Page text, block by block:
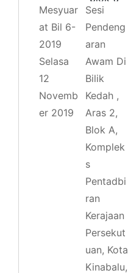
Mesyuar
at Bil 6-
2019
Selasa
12
Novemb
er 2019
Sesi
Pendeng
aran
Awam Di
Bilik
Kedah ,
Aras 2,
Blok A,
Komplek
s
Pentadbi
ran
Kerajaan
Persekut
uan, Kota
Kinabalu,